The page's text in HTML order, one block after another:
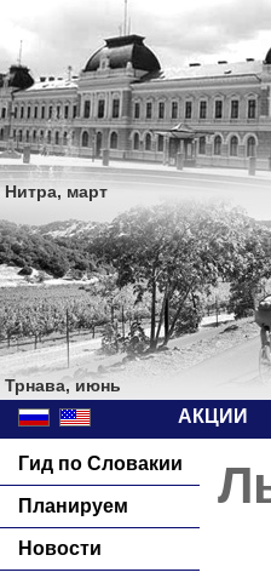
Нитра, март
Трнава, июнь
АКЦИИ
Гид по Словакии
Планируем
Новости